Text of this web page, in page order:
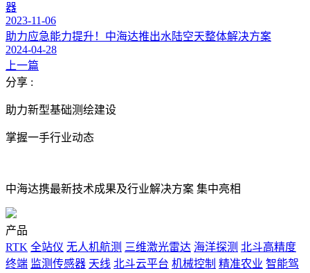
器
2023-11-06
助力应急能力提升！中海达推出水陆空天整体解决方案
2024-04-28
上一篇
分享 :
助力新型基础测绘建设
掌握一手行业动态
中海达携最新技术成果及行业解决方案 集中亮相
产品
RTK 全站仪 无人机航测 三维激光雷达 海洋探测 北斗高精度
终端 监测传感器 天线 北斗云平台 机械控制 精准农业 智能驾